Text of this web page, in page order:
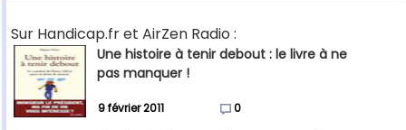
Sur Handicap.fr et AirZen Radio :
Une histoire à tenir debout : le livre à ne
pas manquer !
9 février 2011 0